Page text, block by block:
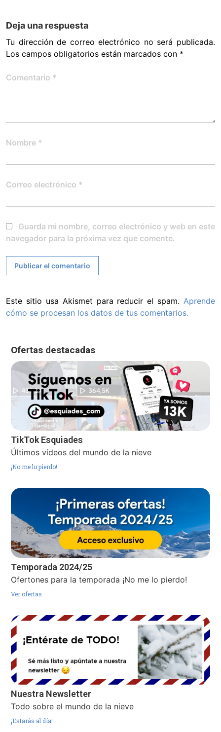
Deja una respuesta
Tu dirección de correo electrónico no será publicada.
Los campos obligatorios están marcados con *
Comentario *
Nombre *
Correo electrónico *
Guarda mi nombre, correo electrónico y web en este
navegador para la próxima vez que comente.
Este sitio usa Akismet para reducir el spam. Aprende
cómo se procesan los datos de tus comentarios.
Ofertas destacadas
TikTok Esquiades
Últimos vídeos del mundo de la nieve
¡No me lo pierdo!
Temporada 2024/25
Ofertones para la temporada ¡No me lo pierdo!
Ver ofertas
Nuestra Newsletter
Todo sobre el mundo de la nieve
¡Estarás al día!